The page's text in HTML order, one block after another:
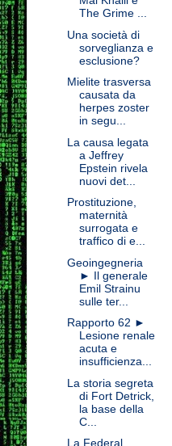
The Grime ...
Una società di
sorveglianza e
esclusione?
Mielite trasversa
causata da
herpes zoster
in segu...
La causa legata
a Jeffrey
Epstein rivela
nuovi det...
Prostituzione,
maternità
surrogata e
traffico di e...
Geoingegneria
► Il generale
Emil Strainu
sulle ter...
Rapporto 62 ►
Lesione renale
acuta e
insufficienza...
La storia segreta
di Fort Detrick,
la base della
C...
La Federal